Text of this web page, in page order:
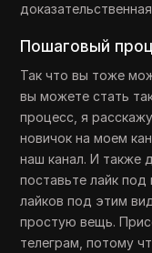
Пошаговый
Так что вы тоже
вы можете стать
процесс, я
новичок на моем
наш канал. И также
поставьте лайк
лайков под этим
простую вещь.
телеграм, потому